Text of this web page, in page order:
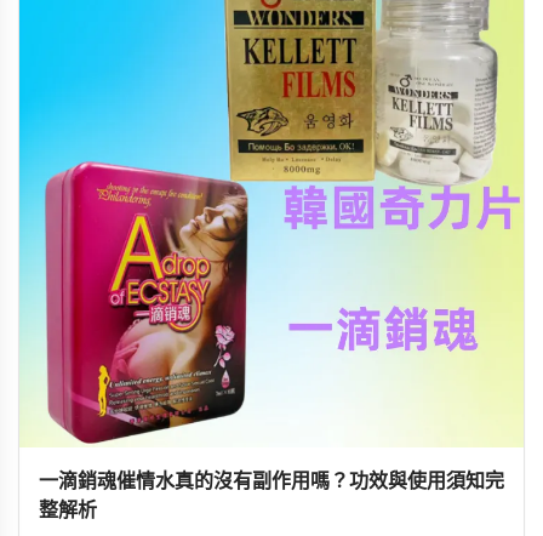
一滴銷魂催情水真的沒有副作用嗎？功效與使用須知完
整解析